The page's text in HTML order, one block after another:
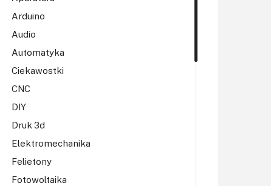
Arduino
Audio
Automatyka
Ciekawostki
CNC
DIY
Druk 3d
Elektromechanika
Felietony
Fotowoltaika